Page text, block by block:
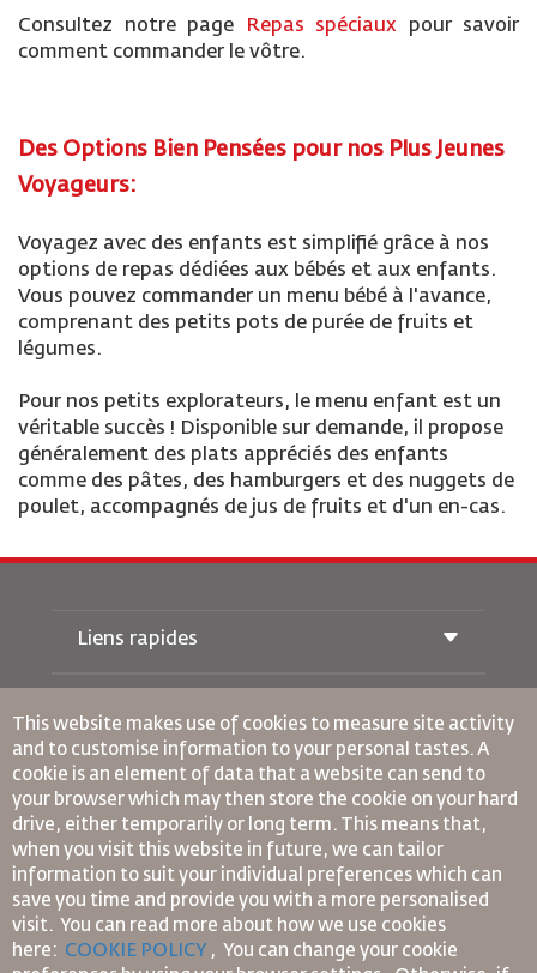
Consultez notre page Repas spéciaux pour savoir
comment commander le vôtre.
Des Options Bien Pensées pour nos Plus Jeunes
Voyageurs:
Voyagez avec des enfants est simplifié grâce à nos
options de repas dédiées aux bébés et aux enfants.
Vous pouvez commander un menu bébé à l'avance,
comprenant des petits pots de purée de fruits et
légumes.
Pour nos petits explorateurs, le menu enfant est un
véritable succès ! Disponible sur demande, il propose
généralement des plats appréciés des enfants
comme des pâtes, des hamburgers et des nuggets de
poulet, accompagnés de jus de fruits et d'un en-cas.
Liens rapides
Conditions de transport
Magazine Royal Wings
Voyager Enceinte
Questions Fréquentes
Besoins Spéciaux
oneworld
Plan D'accessibilité et Processus de Rétroaction
Réservation ferroviaire
Location de Voitures
RJ Illimité
Offre Étudiante
Tikram
Hébergement en Transit
À Propos de Nous
Publicité avec Nous
Rejoignez Notre Famille
Actualités
Politique de Confidentialité
Les Bureaux de RJ
Règles d’Entreprise Contraignantes
Conditions du Contrat
This website makes use of cookies to measure site activity
and to customise information to your personal tastes. A
cookie is an element of data that a website can send to
your browser which may then store the cookie on your hard
drive, either temporarily or long term. This means that,
when you visit this website in future, we can tailor
information to suit your individual preferences which can
save you time and provide you with a more personalised
visit. You can read more about how we use cookies
here: COOKIE POLICY , You can change your cookie